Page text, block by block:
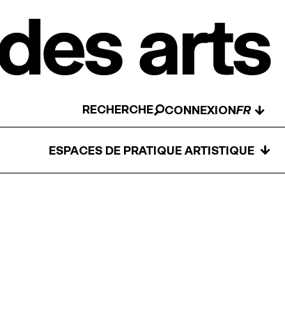
RECHERCHE CONNEXION ↓
ESPACES DE PRATIQUE ARTISTIQUE ↓